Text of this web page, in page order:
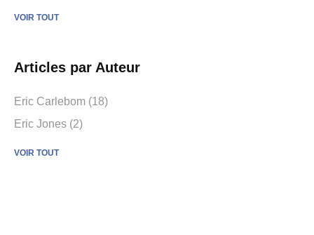
VOIR TOUT
Articles par Auteur
Eric Carlebom (18)
Eric Jones (2)
VOIR TOUT